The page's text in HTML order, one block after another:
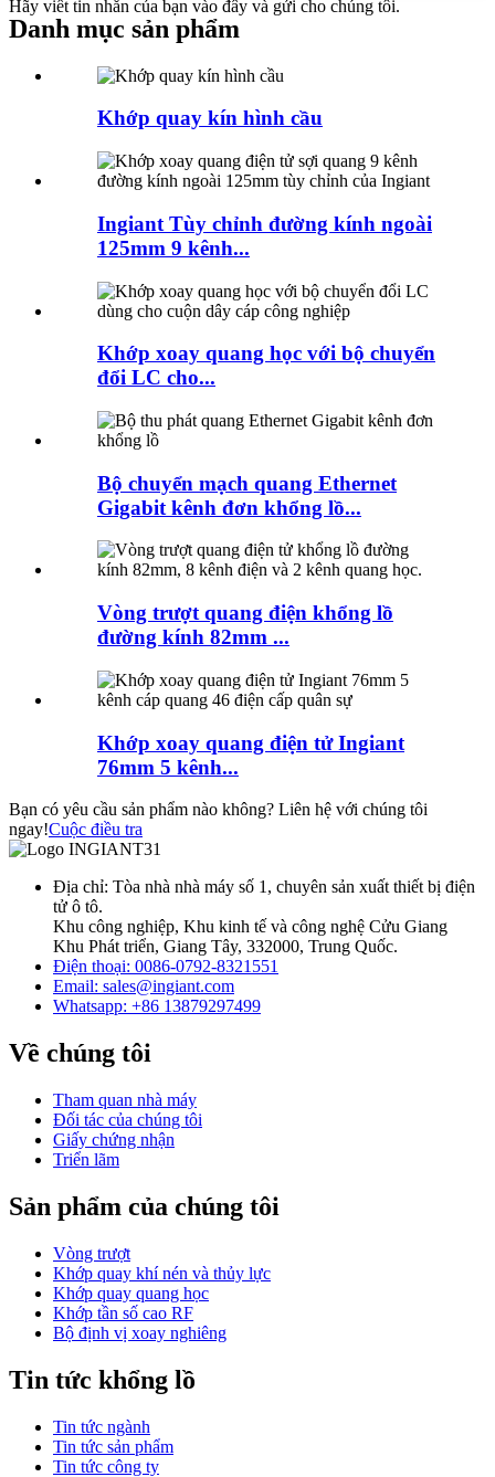
Hãy viết tin nhắn của bạn vào đây và gửi cho chúng tôi.
Danh mục sản phẩm
Khớp quay kín hình cầu
Ingiant Tùy chỉnh đường kính ngoài
125mm 9 kênh...
Khớp xoay quang học với bộ chuyển
đổi LC cho...
Bộ chuyển mạch quang Ethernet
Gigabit kênh đơn khổng lồ...
Vòng trượt quang điện khổng lồ
đường kính 82mm ...
Khớp xoay quang điện tử Ingiant
76mm 5 kênh...
Bạn có yêu cầu sản phẩm nào không? Liên hệ với chúng tôi
ngay!Cuộc điều tra
Địa chỉ: Tòa nhà nhà máy số 1, chuyên sản xuất thiết bị điện
tử ô tô.
Khu công nghiệp, Khu kinh tế và công nghệ Cửu Giang
Khu Phát triển, Giang Tây, 332000, Trung Quốc.
Điện thoại: 0086-0792-8321551
Email: sales@ingiant.com
Whatsapp: +86 13879297499
Về chúng tôi
Tham quan nhà máy
Đối tác của chúng tôi
Giấy chứng nhận
Triển lãm
Sản phẩm của chúng tôi
Vòng trượt
Khớp quay khí nén và thủy lực
Khớp quay quang học
Khớp tần số cao RF
Bộ định vị xoay nghiêng
Tin tức khổng lồ
Tin tức ngành
Tin tức sản phẩm
Tin tức công ty